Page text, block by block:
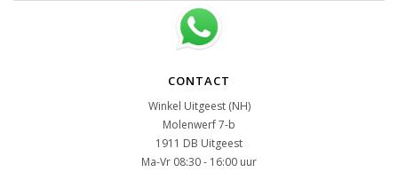
CONTACT
Winkel Uitgeest (NH)
Molenwerf 7-b
1911 DB Uitgeest
Ma-Vr 08:30 - 16:00 uur